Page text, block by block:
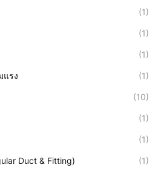
(1)
(1)
(1)
แรง (1)
(10)
(1)
(1)
Duct & Fitting) (1)